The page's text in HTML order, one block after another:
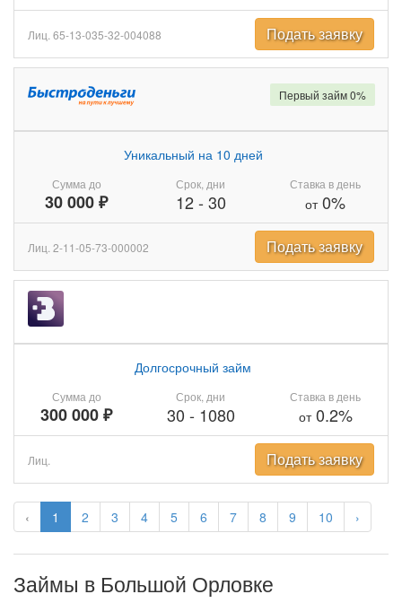
‹ 1 2 3 4 5 6 7 8 9 10 ›
Лиц. 65-13-035-32-004088 Подать заявку
Сумма до
30 000 ₽
Уникальный на 10 дней
Срок, дни
12- 30
Ставка в день
от0%
Первый займ 0%
Лиц. 2-11-05-73-000002 Подать заявку
Сумма до
300 000 ₽
Долгосрочный займ
Срок, дни
30 - 1080
Ставка в день
от0.2%
Лиц. Подать заявку
Займы в Большой Орловке